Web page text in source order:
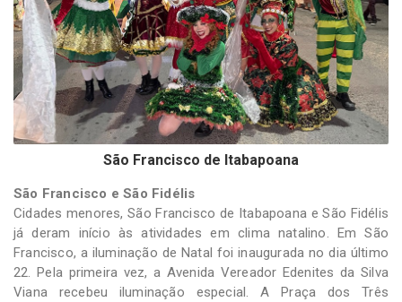
São Francisco de Itabapoana
São Francisco e São Fidélis
Cidades menores, São Francisco de Itabapoana e São Fidélis
já deram início às atividades em clima natalino. Em São
Francisco, a iluminação de Natal foi inaugurada no dia último
22. Pela primeira vez, a Avenida Vereador Edenites da Silva
Viana recebeu iluminação especial. A Praça dos Três